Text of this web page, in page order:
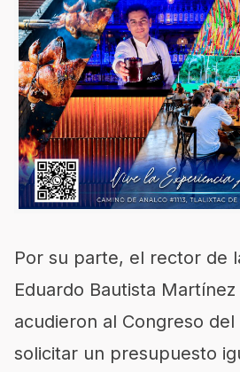
Por su parte, el rector de
Eduardo Bautista
acudieron al Congreso del
solicitar un presupuesto